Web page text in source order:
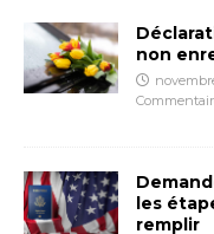
non
les
remplir